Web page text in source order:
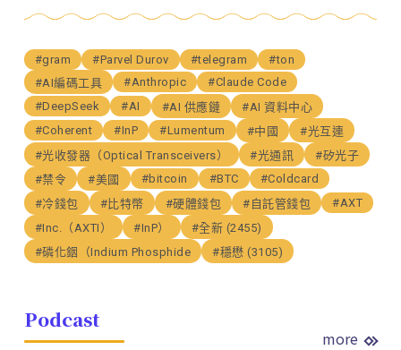
#gram #Parvel Durov #telegram
#ton
#AI編碼工具
#Anthropic
#Claude Code
#DeepSeek
#AI #AI 供應鏈
#AI 資料中心
#Coherent
#InP #Lumentum #中國
#光互連
#光收發器（Optical Transceivers）
#光通訊
#矽光子
#禁令
#美國 #bitcoin #BTC
#Coldcard
#冷錢包
#比特幣 #硬體錢包 #自託管錢包
#AXT
#Inc.（AXTI）
#InP）
#全新 (2455)
#磷化銦（Indium Phosphide
#穩懋 (3105)
Podcast
more